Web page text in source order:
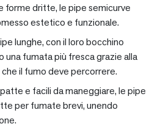
forme dritte, le pipe semicurve
estetico e funzionale.
lunghe, con il loro bocchino
una fumata più fresca grazie alla
il fumo deve percorrere.
e facili da maneggiare, le pipe
per fumate brevi, unendo